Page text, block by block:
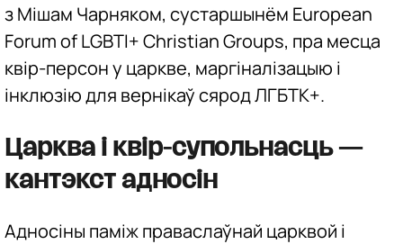
з Мішам Чарняком, сустаршынём European
Forum of LGBTI+ Christian Groups, пра месца
квір-персон у царкве, маргіналізацыю і
інклюзію для вернікаў сярод ЛГБТК+.
Царква і квір-супольнасць —
кантэкст адносін
Адносіны паміж праваслаўнай царквой і